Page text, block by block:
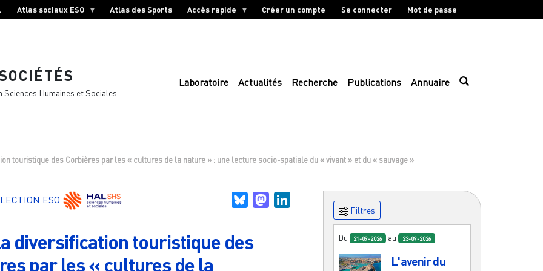
Atlas sociaux ESO Atlas des Sports Accès rapide Créer un compte Se connecter Mot de passe
Humaines et Sociales
Laboratoire Actualités Recherche Publications Annuaire
touristique des Corbières par les « cultures de la nature » : une lecture socio-spatiale du « vivant » et du « sauvage »
ESO BlueskyMastodon
diversification touristique des
par les « cultures de la
Filtres
Du 21-09-2026 au 23-09-2026
L'avenir du